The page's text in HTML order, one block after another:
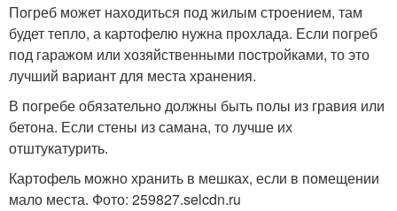
Погреб может находиться под жилым строением, там
будет тепло, а картофелю нужна прохлада. Если погреб
под гаражом или хозяйственными постройками, то это
лучший вариант для места хранения.
В погребе обязательно должны быть полы из гравия или
бетона. Если стены из самана, то лучше их
отштукатурить.
Картофель можно хранить в мешках, если в помещении
мало места. Фото: 259827.selcdn.ru